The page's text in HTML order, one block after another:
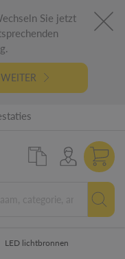
Sie jetzt
WEITER
LED lichtbronnen